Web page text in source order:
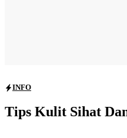
INFO
Tips Kulit Sihat